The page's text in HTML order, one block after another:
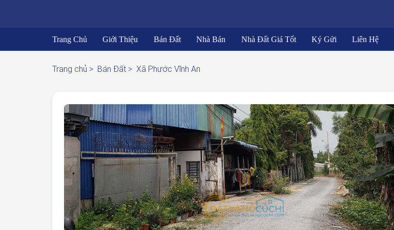
Trang Chủ Giới Thiệu Bán Đất Nhà Bán Nhà Đất Giá Tốt Ký Gửi Liên Hệ
Trang chủ > Bán Đất > Xã Phước Vĩnh An